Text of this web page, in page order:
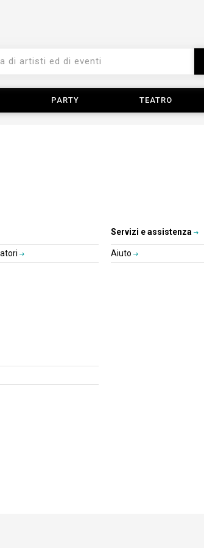
PARTY TEATRO
Servizi e assistenza
Aiuto